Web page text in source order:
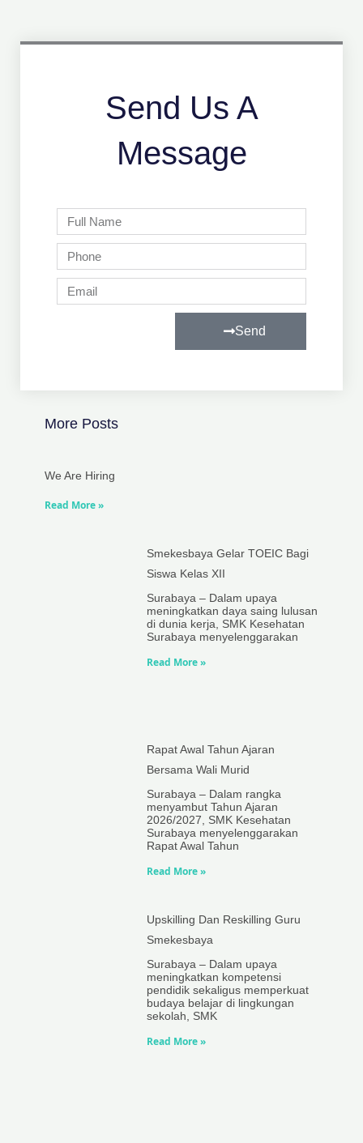
Send Us A
Message
Full
Name
Phone
Email
Send
More Posts
We Are Hiring
Read More »
Smekesbaya Gelar TOEIC Bagi
Siswa Kelas XII
Surabaya – Dalam upaya
meningkatkan daya saing lulusan
di dunia kerja, SMK Kesehatan
Surabaya menyelenggarakan
Read More »
Rapat Awal Tahun Ajaran
Bersama Wali Murid
Surabaya – Dalam rangka
menyambut Tahun Ajaran
2026/2027, SMK Kesehatan
Surabaya menyelenggarakan
Rapat Awal Tahun
Read More »
Upskilling Dan Reskilling Guru
Smekesbaya
Surabaya – Dalam upaya
meningkatkan kompetensi
pendidik sekaligus memperkuat
budaya belajar di lingkungan
sekolah, SMK
Read More »